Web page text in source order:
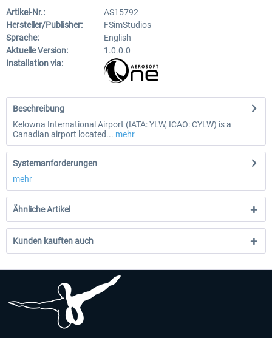
Artikel-Nr.:
AS15792
Hersteller/Publisher:
FSimStudios
Sprache:
English
Aktuelle Version:
1.0.0.0
Installation via:
Beschreibung
Kelowna International Airport (IATA: YLW, ICAO: CYLW) is a
Canadian airport located... mehr
Systemanforderungen
mehr
Ähnliche Artikel
Kunden kauften auch